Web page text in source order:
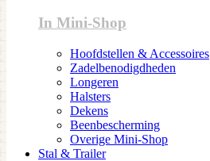
In Mini-Shop
Hoofdstellen & Accessoires
Zadelbenodigdheden
Longeren
Halsters
Dekens
Beenbescherming
Overige Mini-Shop
Stal & Trailer